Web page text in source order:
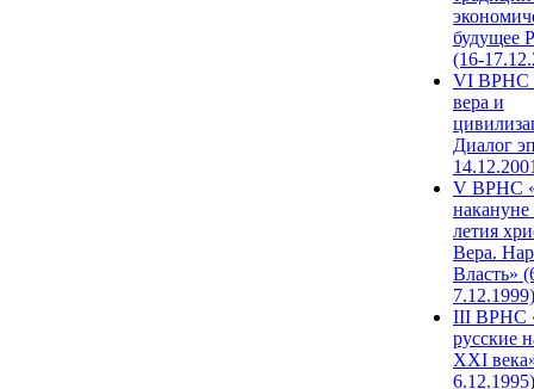
будущее
(16-
VI ВРНС
вера и
Диалог
V ВРНС
накануне
летия
Вера.
Власть»
7.12.1999)
III ВРНС
русские
XXI
6.12.1995)